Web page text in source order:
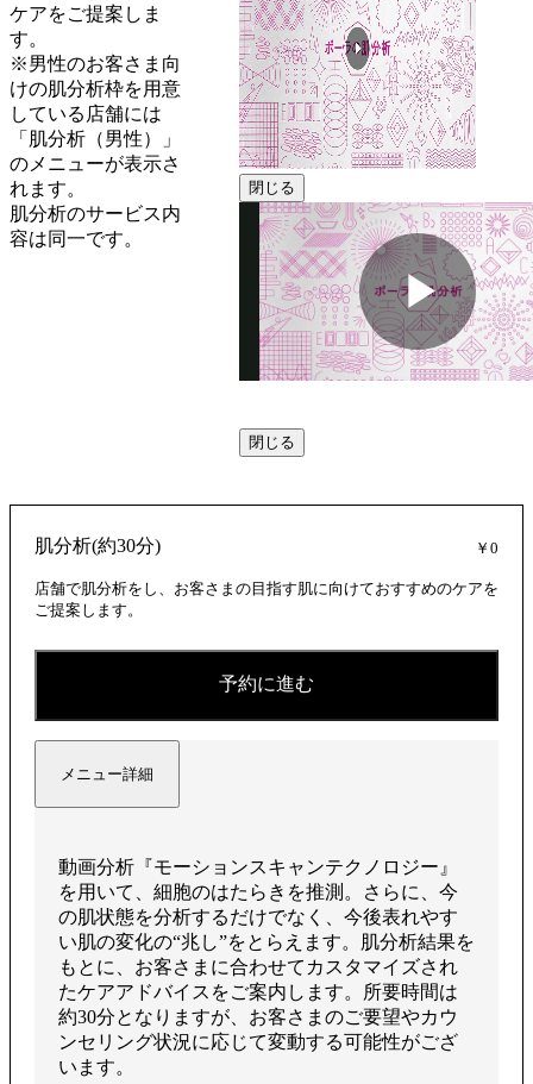
ケアをご提案しま
す。
※男性のお客さま向
けの肌分析枠を用意
している店舗には
「肌分析（男性）」
のメニューが表示さ
れます。
肌分析のサービス内
容は同一です。
閉じる
動
を
す
る
閉じる
肌分析(約30分) ￥0
店舗で肌分析をし、お客さまの目指す肌に向けておすすめのケアを
ご提案します。
予約に進む
メニュー詳細
動画分析『モーションスキャンテクノロジー』
を用いて、細胞のはたらきを推測。さらに、今
の肌状態を分析するだけでなく、今後表れやす
い肌の変化の“兆し”をとらえます。肌分析結果を
もとに、お客さまに合わせてカスタマイズされ
たケアアドバイスをご案内します。所要時間は
約30分となりますが、お客さまのご要望やカウ
ンセリング状況に応じて変動する可能性がござ
います。